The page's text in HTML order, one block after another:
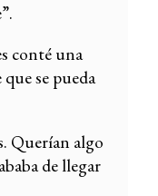
conté una
se pueda
Querían algo
de llegar